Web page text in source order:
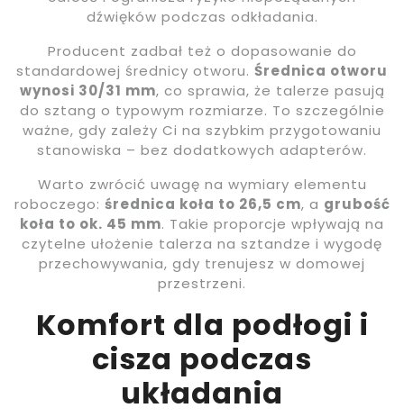
dźwięków podczas odkładania.
Producent zadbał też o dopasowanie do
standardowej średnicy otworu. Średnica otworu
wynosi 30/31 mm, co sprawia, że talerze pasują
do sztang o typowym rozmiarze. To szczególnie
ważne, gdy zależy Ci na szybkim przygotowaniu
stanowiska – bez dodatkowych adapterów.
Warto zwrócić uwagę na wymiary elementu
roboczego: średnica koła to 26,5 cm, a grubość
koła to ok. 45 mm. Takie proporcje wpływają na
czytelne ułożenie talerza na sztandze i wygodę
przechowywania, gdy trenujesz w domowej
przestrzeni.
Komfort dla podłogi i
cisza podczas
układania